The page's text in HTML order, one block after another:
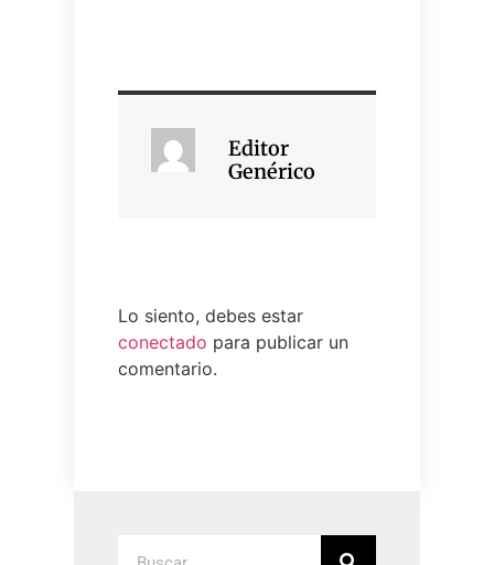
Editor
Genérico
Lo siento, debes estar
conectado para publicar un
comentario.